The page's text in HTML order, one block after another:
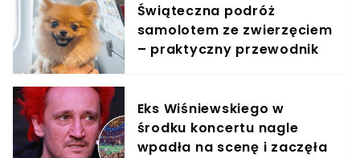
Świąteczna podróż
samolotem ze zwierzęciem
– praktyczny przewodnik
Eks Wiśniewskiego w
środku koncertu nagle
wpadła na scenę i zaczęła